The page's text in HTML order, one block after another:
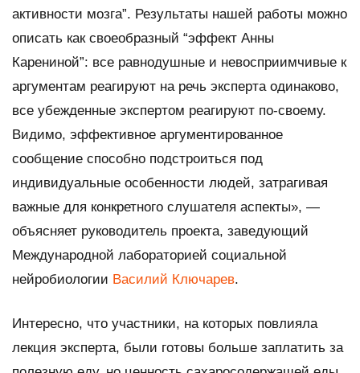
активности мозга”. Результаты нашей работы можно
описать как своеобразный “эффект Анны
Карениной”: все равнодушные и невосприимчивые к
аргументам реагируют на речь эксперта одинаково,
все убежденные экспертом реагируют по-своему.
Видимо, эффективное аргументированное
сообщение способно подстроиться под
индивидуальные особенности людей, затрагивая
важные для конкретного слушателя аспекты», —
объясняет руководитель проекта, заведующий
Международной лабораторией социальной
нейробиологии Василий Ключарев.
Интересно, что участники, на которых повлияла
лекция эксперта, были готовы больше заплатить за